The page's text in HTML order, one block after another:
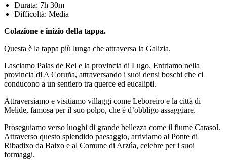
Durata: 7h 30m
Difficoltà: Media
Colazione e inizio della tappa.
Questa è la tappa più lunga che attraversa la Galizia.
Lasciamo Palas de Rei e la provincia di Lugo. Entriamo nella
provincia di A Coruña, attraversando i suoi densi boschi che ci
conducono a un sentiero tra querce ed eucalipti.
Attraversiamo e visitiamo villaggi come Leboreiro e la città di
Melide, famosa per il suo polpo, che è d’obbligo assaggiare.
Proseguiamo verso luoghi di grande bellezza come il fiume Catasol.
Attraverso questo splendido paesaggio, arriviamo al Ponte di
Ribadixo da Baixo e al Comune di Arzúa, celebre per i suoi
formaggi.